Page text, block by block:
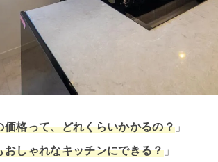
価格って、どれくらいかかるの？ 」
おしゃれなキッチンにできる？」